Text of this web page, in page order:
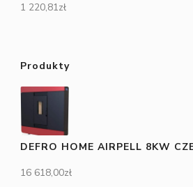
1 220,81zł
Produkty
DEFRO HOME AIRPELL 8KW
16 618,00zł